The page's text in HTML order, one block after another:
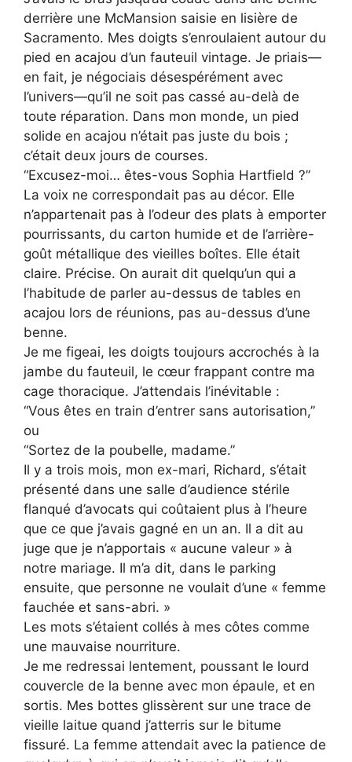
derrière une McMansion saisie en lisière de
Sacramento. Mes doigts s’enroulaient autour du
pied en acajou d’un fauteuil vintage. Je priais—
en fait, je négociais désespérément avec
l’univers—qu’il ne soit pas cassé au-delà de
toute réparation. Dans mon monde, un pied
solide en acajou n’était pas juste du bois ;
c’était deux jours de courses.
“Excusez-moi… êtes-vous Sophia Hartfield ?”
La voix ne correspondait pas au décor. Elle
n’appartenait pas à l’odeur des plats à emporter
pourrissants, du carton humide et de l’arrière-
goût métallique des vieilles boîtes. Elle était
claire. Précise. On aurait dit quelqu’un qui a
l’habitude de parler au-dessus de tables en
acajou lors de réunions, pas au-dessus d’une
benne.
Je me figeai, les doigts toujours accrochés à la
jambe du fauteuil, le cœur frappant contre ma
cage thoracique. J’attendais l’inévitable :
“Vous êtes en train d’entrer sans autorisation,”
ou
“Sortez de la poubelle, madame.”
Il y a trois mois, mon ex-mari, Richard, s’était
présenté dans une salle d’audience stérile
flanqué d’avocats qui coûtaient plus à l’heure
que ce que j’avais gagné en un an. Il a dit au
juge que je n’apportais « aucune valeur » à
notre mariage. Il m’a dit, dans le parking
ensuite, que personne ne voulait d’une « femme
fauchée et sans-abri. »
Les mots s’étaient collés à mes côtes comme
une mauvaise nourriture.
Je me redressai lentement, poussant le lourd
couvercle de la benne avec mon épaule, et en
sortis. Mes bottes glissèrent sur une trace de
vieille laitue quand j’atterris sur le bitume
fissuré. La femme attendait avec la patience de